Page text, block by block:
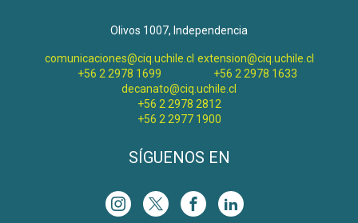
Olivos 1007, Independencia
comunicaciones@ciq.uchile.cl
+56 2 2978 1699
extension@ciq.uchile.cl
+56 2 2978 1633
decanato@ciq.uchile.cl
+56 2 2978 2812
+56 2 2977 1900
SÍGUENOS EN